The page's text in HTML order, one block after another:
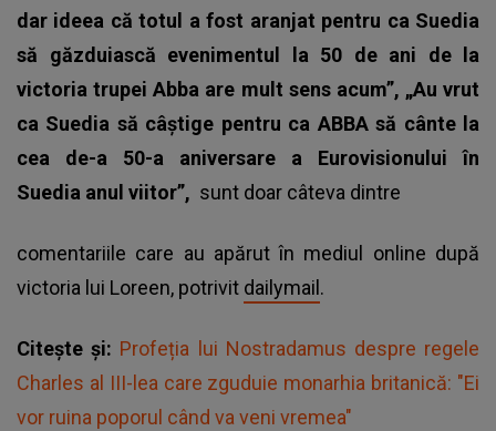
dar ideea că totul a fost aranjat pentru ca Suedia
să găzduiască evenimentul la 50 de ani de la
victoria trupei Abba are mult sens acum”, „Au vrut
ca Suedia să câștige pentru ca ABBA să cânte la
cea de-a 50-a aniversare a Eurovisionului în
Suedia anul viitor”, sunt doar câteva dintre
comentariile care au apărut în mediul online după
victoria lui Loreen, potrivit dailymail .
Citește și: Profeția lui Nostradamus despre regele
Charles al III-lea care zguduie monarhia britanică: "Ei
vor ruina poporul când va veni vremea"